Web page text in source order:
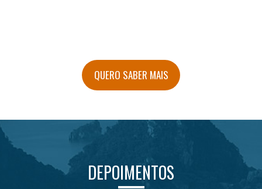
QUERO SABER MAIS
DEPOIMENTOS